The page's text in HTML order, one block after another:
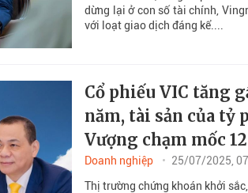
dừng lại ở con số tài chính,
với loạt giao dịch đáng kể....
Cổ phiếu VIC tăng
năm, tài sản của tỷ
Vượng chạm mốc
Doanh nghiệp
25/07/2025,
Thị trường chứng khoán khởi